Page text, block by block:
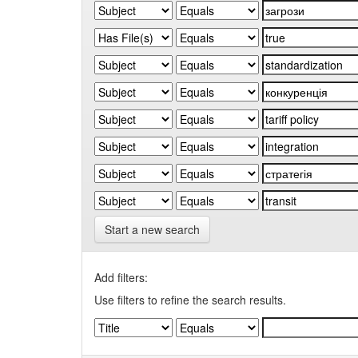
Start a new search
Add filters:
Use filters to refine the search results.